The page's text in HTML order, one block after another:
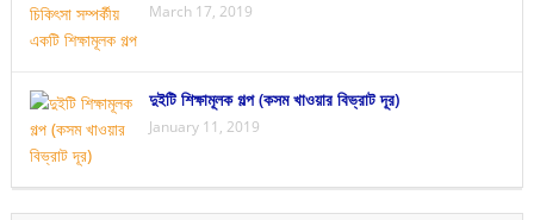
March 17, 2019
দুইটি শিক্ষামূলক গল্প (কসম খাওয়ার বিভ্রাট দূর)
January 11, 2019